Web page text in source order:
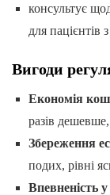
консультує
для пацієнтів
Вигоди
Економія
разів
Збереження
подих, рівні
Впевненість у